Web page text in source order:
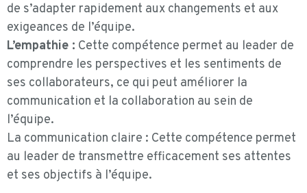
de s’adapter rapidement aux changements et aux
exigeances de l’équipe.
L’empathie : Cette compétence permet au leader de
comprendre les perspectives et les sentiments de
ses collaborateurs, ce qui peut améliorer la
communication et la collaboration au sein de
l’équipe.
La communication claire : Cette compétence permet
au leader de transmettre efficacement ses attentes
et ses objectifs à l’équipe.